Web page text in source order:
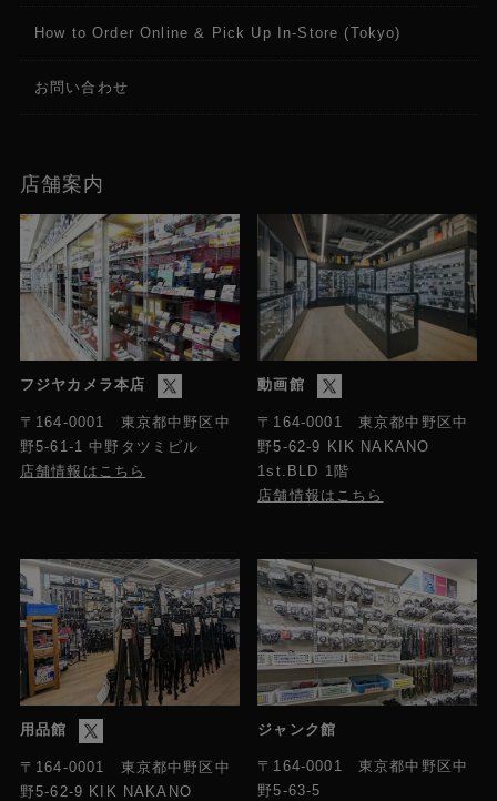
FAN
RoHS2
対応
寸法
W:210mm x D:76mm x H:39mm (コネクタ含まず、ブ
ラケット含む［着脱不可］)
重量
495g
電源(ACアダプタ給電)
ACアダプタ： AC100～240V / DC12V（2A品） 最
電源(USB給電)
非対応
最大消費電力
20.9W （ACアダプタ含む）
動作温湿度範囲
0～40℃, 20～80% RH ※結露なきこと
How to Order Online & Pick Up In-Store (Tokyo)
お問い合わせ
店舗案内
フジヤカメラ本店
〒164-0001 東京都中野区中
野5-61-1 中野タツミビル
店舗情報はこちら
動画館
〒164-0001 東京都中野区中
野5-62-9 KIK NAKANO
1st.BLD 1階
店舗情報はこちら
用品館
〒164-0001 東京都中野区中
野5-62-9 KIK NAKANO
ジャンク館
〒164-0001 東京都中野区中
野5-63-5